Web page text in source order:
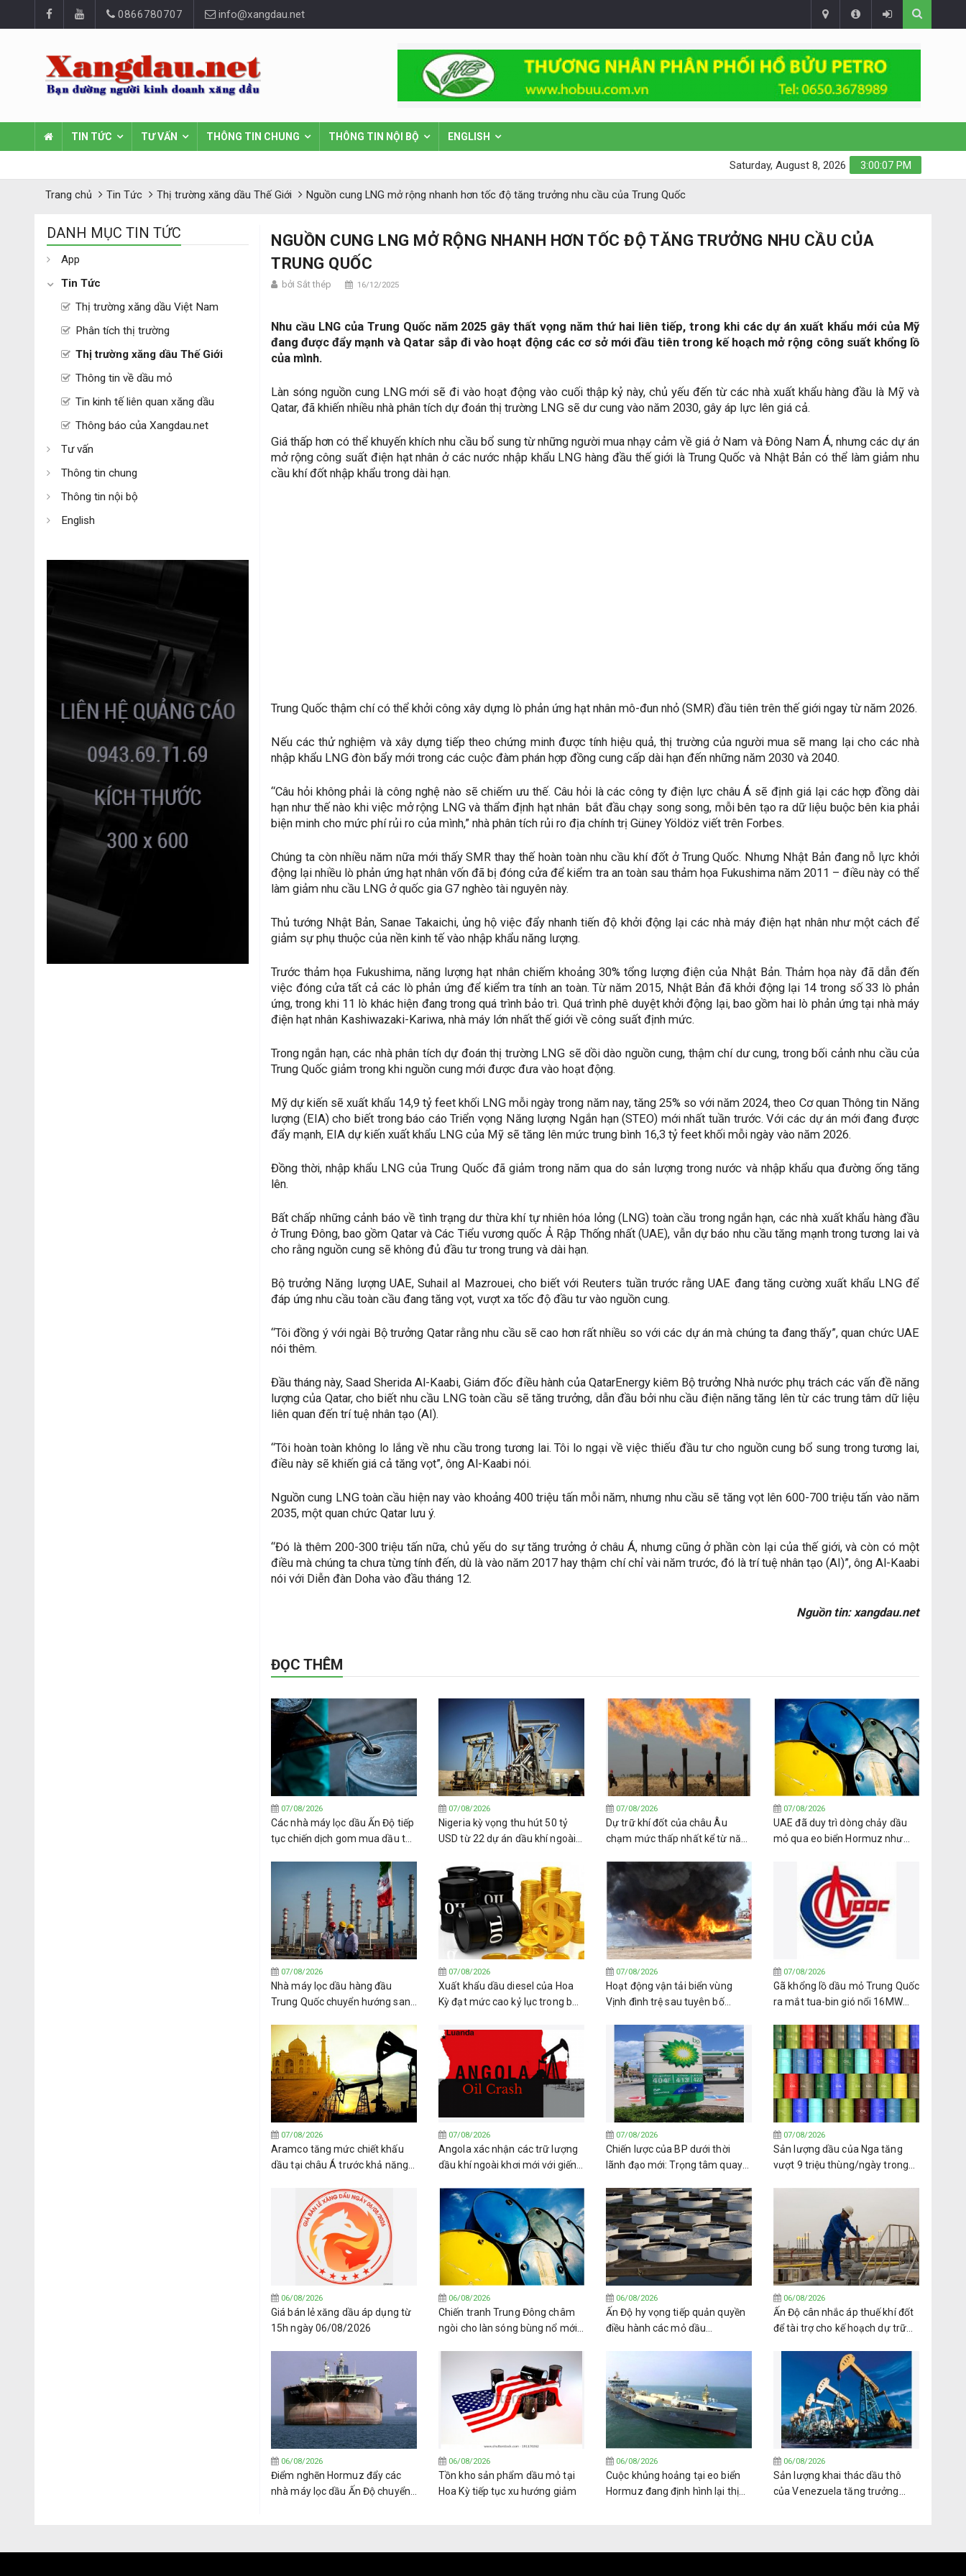
0866780707 info@xangdau.net
TIN TỨC TƯ VẤN THÔNG TIN CHUNG THÔNG TIN NỘI BỘ ENGLISH
3:00:08 PM
Saturday, August 8, 2026
Trang chủ Tin Tức Thị trường xăng dầu Thế Giới Nguồn cung LNG mở rộng nhanh hơn tốc độ tăng trưởng nhu cầu của Trung Quốc
DANH MỤC TIN TỨC
App
Tin Tức
Thị trường xăng dầu Việt Nam
Phân tích thị trường
Thị trường xăng dầu Thế Giới
Thông tin về dầu mỏ
Tin kinh tế liên quan xăng dầu
Thông báo của Xangdau.net
Tư vấn
Thông tin chung
Thông tin nội bộ
English
NGUỒN CUNG LNG MỞ RỘNG NHANH HƠN TỐC ĐỘ TĂNG TRƯỞNG NHU CẦU CỦA
TRUNG QUỐC
bởi Sắt thép 16/12/2025
Nhu cầu LNG của Trung Quốc năm 2025 gây thất vọng năm thứ hai liên tiếp, trong khi các dự án xuất khẩu mới của Mỹ
đang được đẩy mạnh và Qatar sắp đi vào hoạt động các cơ sở mới đầu tiên trong kế hoạch mở rộng công suất khổng lồ
của mình.
Làn sóng nguồn cung LNG mới sẽ đi vào hoạt động vào cuối thập kỷ này, chủ yếu đến từ các nhà xuất khẩu hàng đầu là Mỹ và
Qatar, đã khiến nhiều nhà phân tích dự đoán thị trường LNG sẽ dư cung vào năm 2030, gây áp lực lên giá cả.
Giá thấp hơn có thể khuyến khích nhu cầu bổ sung từ những người mua nhạy cảm về giá ở Nam và Đông Nam Á, nhưng các dự án
mở rộng công suất điện hạt nhân ở các nước nhập khẩu LNG hàng đầu thế giới là Trung Quốc và Nhật Bản có thể làm giảm nhu
cầu khí đốt nhập khẩu trong dài hạn.
Trung Quốc thậm chí có thể khởi công xây dựng lò phản ứng hạt nhân mô-đun nhỏ (SMR) đầu tiên trên thế giới ngay từ năm 2026.
Nếu các thử nghiệm và xây dựng tiếp theo chứng minh được tính hiệu quả, thị trường của người mua sẽ mang lại cho các nhà
nhập khẩu LNG đòn bẩy mới trong các cuộc đàm phán hợp đồng cung cấp dài hạn đến những năm 2030 và 2040.
“Câu hỏi không phải là công nghệ nào sẽ chiếm ưu thế. Câu hỏi là các công ty điện lực châu Á sẽ định giá lại các hợp đồng dài
hạn như thế nào khi việc mở rộng LNG và thẩm định hạt nhân bắt đầu chạy song song, mỗi bên tạo ra dữ liệu buộc bên kia phải
biện minh cho mức phí rủi ro của mình,” nhà phân tích rủi ro địa chính trị Güney Yöldöz viết trên Forbes.
Chúng ta còn nhiều năm nữa mới thấy SMR thay thế hoàn toàn nhu cầu khí đốt ở Trung Quốc. Nhưng Nhật Bản đang nỗ lực khởi
động lại nhiều lò phản ứng hạt nhân vốn đã bị đóng cửa để kiểm tra an toàn sau thảm họa Fukushima năm 2011 – điều này có thể
làm giảm nhu cầu LNG ở quốc gia G7 nghèo tài nguyên này.
Thủ tướng Nhật Bản, Sanae Takaichi, ủng hộ việc đẩy nhanh tiến độ khởi động lại các nhà máy điện hạt nhân như một cách để
giảm sự phụ thuộc của nền kinh tế vào nhập khẩu năng lượng.
Trước thảm họa Fukushima, năng lượng hạt nhân chiếm khoảng 30% tổng lượng điện của Nhật Bản. Thảm họa này đã dẫn đến
việc đóng cửa tất cả các lò phản ứng để kiểm tra tính an toàn. Từ năm 2015, Nhật Bản đã khởi động lại 14 trong số 33 lò phản
ứng, trong khi 11 lò khác hiện đang trong quá trình bảo trì. Quá trình phê duyệt khởi động lại, bao gồm hai lò phản ứng tại nhà máy
điện hạt nhân Kashiwazaki-Kariwa, nhà máy lớn nhất thế giới về công suất định mức.
Trong ngắn hạn, các nhà phân tích dự đoán thị trường LNG sẽ dồi dào nguồn cung, thậm chí dư cung, trong bối cảnh nhu cầu của
Trung Quốc giảm trong khi nguồn cung mới được đưa vào hoạt động.
Mỹ dự kiến ​​sẽ xuất khẩu 14,9 tỷ feet khối LNG mỗi ngày trong năm nay, tăng 25% so với năm 2024, theo Cơ quan Thông tin Năng
lượng (EIA) cho biết trong báo cáo Triển vọng Năng lượng Ngắn hạn (STEO) mới nhất tuần trước. Với các dự án mới đang được
đẩy mạnh, EIA dự kiến ​​xuất khẩu LNG của Mỹ sẽ tăng lên mức trung bình 16,3 tỷ feet khối mỗi ngày vào năm 2026.
Đồng thời, nhập khẩu LNG của Trung Quốc đã giảm trong năm qua do sản lượng trong nước và nhập khẩu qua đường ống tăng
lên.
Bất chấp những cảnh báo về tình trạng dư thừa khí tự nhiên hóa lỏng (LNG) toàn cầu trong ngắn hạn, các nhà xuất khẩu hàng đầu
ở Trung Đông, bao gồm Qatar và Các Tiểu vương quốc Ả Rập Thống nhất (UAE), vẫn dự báo nhu cầu tăng mạnh trong tương lai và
cho rằng nguồn cung sẽ không đủ đầu tư trong trung và dài hạn.
Bộ trưởng Năng lượng UAE, Suhail al Mazrouei, cho biết với Reuters tuần trước rằng UAE đang tăng cường xuất khẩu LNG để
đáp ứng nhu cầu toàn cầu đang tăng vọt, vượt xa tốc độ đầu tư vào nguồn cung.
“Tôi đồng ý với ngài Bộ trưởng Qatar rằng nhu cầu sẽ cao hơn rất nhiều so với các dự án mà chúng ta đang thấy”, quan chức UAE
nói thêm.
Đầu tháng này, Saad Sherida Al-Kaabi, Giám đốc điều hành của QatarEnergy kiêm Bộ trưởng Nhà nước phụ trách các vấn đề năng
lượng của Qatar, cho biết nhu cầu LNG toàn cầu sẽ tăng trưởng, dẫn đầu bởi nhu cầu điện năng tăng lên từ các trung tâm dữ liệu
liên quan đến trí tuệ nhân tạo (AI).
“Tôi hoàn toàn không lo lắng về nhu cầu trong tương lai. Tôi lo ngại về việc thiếu đầu tư cho nguồn cung bổ sung trong tương lai,
điều này sẽ khiến giá cả tăng vọt”, ông Al-Kaabi nói.
Nguồn cung LNG toàn cầu hiện nay vào khoảng 400 triệu tấn mỗi năm, nhưng nhu cầu sẽ tăng vọt lên 600-700 triệu tấn vào năm
2035, một quan chức Qatar lưu ý.
“Đó là thêm 200-300 triệu tấn nữa, chủ yếu do sự tăng trưởng ở châu Á, nhưng cũng ở phần còn lại của thế giới, và còn có một
điều mà chúng ta chưa từng tính đến, dù là vào năm 2017 hay thậm chí chỉ vài năm trước, đó là trí tuệ nhân tạo (AI)”, ông Al-Kaabi
nói với Diễn đàn Doha vào đầu tháng 12.
Nguồn tin: xangdau.net
ĐỌC THÊM
07/08/2026
Các nhà máy lọc dầu Ấn Độ tiếp
tục chiến dịch gom mua dầu thô
07/08/2026
Nigeria kỳ vọng thu hút 50 tỷ
USD từ 22 dự án dầu khí ngoài
07/08/2026
Dự trữ khí đốt của châu Âu
chạm mức thấp nhất kể từ năm
07/08/2026
UAE đã duy trì dòng chảy dầu
mỏ qua eo biển Hormuz như
07/08/2026
Nhà máy lọc dầu hàng đầu
Trung Quốc chuyển hướng sang
07/08/2026
Xuất khẩu dầu diesel của Hoa
Kỳ đạt mức cao kỷ lục trong bối
giảm sút
07/08/2026
Hoạt động vận tải biển vùng
Vịnh đình trệ sau tuyên bố
07/08/2026
Gã khổng lồ dầu mỏ Trung Quốc
ra mắt tua-bin gió nổi 16MW
07/08/2026
Aramco tăng mức chiết khấu
dầu tại châu Á trước khả năng
07/08/2026
Angola xác nhận các trữ lượng
dầu khí ngoài khơi mới với giếng
07/08/2026
Chiến lược của BP dưới thời
lãnh đạo mới: Trọng tâm quay
07/08/2026
Sản lượng dầu của Nga tăng
vượt 9 triệu thùng/ngày trong
06/08/2026
Giá bán lẻ xăng dầu áp dụng từ
15h ngày 06/08/2026
06/08/2026
Chiến tranh Trung Đông châm
ngòi cho làn sóng bùng nổ mới
06/08/2026
Ấn Độ hy vọng tiếp quản quyền
điều hành các mỏ dầu
06/08/2026
Ấn Độ cân nhắc áp thuế khí đốt
để tài trợ cho kế hoạch dự trữ
06/08/2026
Điểm nghẽn Hormuz đẩy các
nhà máy lọc dầu Ấn Độ chuyển
06/08/2026
Tồn kho sản phẩm dầu mỏ tại
Hoa Kỳ tiếp tục xu hướng giảm
06/08/2026
Cuộc khủng hoảng tại eo biển
Hormuz đang định hình lại thị
06/08/2026
Sản lượng khai thác dầu thô
của Venezuela tăng trưởng